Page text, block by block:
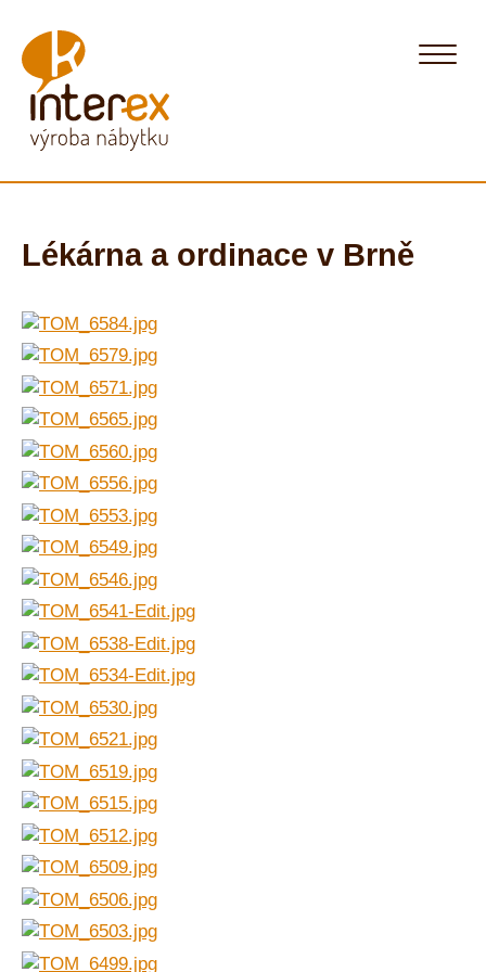
Lékárna a ordinace v Brně